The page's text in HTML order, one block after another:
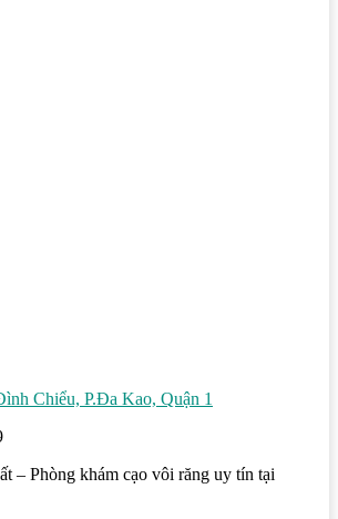
Chiểu, P.Đa Kao, Quận 1
– Phòng khám cạo vôi răng uy tín tại